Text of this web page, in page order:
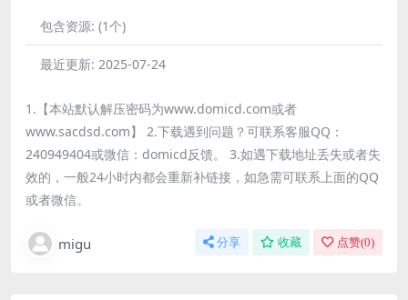
包含资源: (1个)
最近更新: 2025-07-24
1.【本站默认解压密码为www.domicd.com或者
www.sacdsd.com】 2.下载遇到问题？可联系客服QQ：
240949404或微信：domicd反馈。 3.如遇下载地址丢失或者失
效的，一般24小时内都会重新补链接，如急需可联系上面的QQ
或者微信。
migu 分享 收藏 点赞(0)